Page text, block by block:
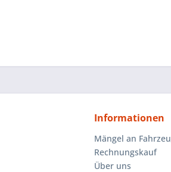
Informationen
Mängel an
Rechnungskauf
Über uns